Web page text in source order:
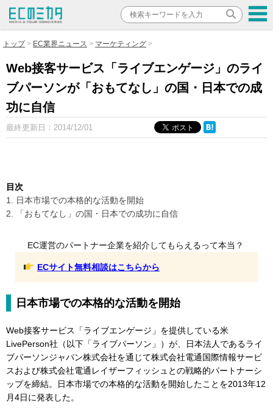
トップ EC業界ニュース マーケティング
Web接客サービス「ライブエンゲージ」のライ
ブパーソンが「おもてなし」の国・日本での成
功に自信
最終更新日： 2014/12/01
目次
1. 日本市場での本格的な活動を開始
2. 「おもてなし」の国・日本での成功に自信
EC運営のパートナー企業を紹介してもらえるって本当？
ECサイト無料相談はこちらから
日本市場での本格的な活動を開始
Web接客サービス「ライブエンゲージ」を提供している米
LivePerson社（以下「ライブパーソン」）が、日本法人であるライ
ブパーソンジャパン株式会社を通じて株式会社電通国際情報サービ
スおよび株式会社電通レイザーフィッシュとの戦略的パートナーシ
ップを締結。日本市場での本格的な活動を開始したことを2013年12
月4日に発表した。